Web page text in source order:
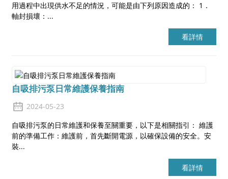
用過程中出現供水不足的情況，可能是由下列原因造成的： 1．
軸封損壞：...
看詳情
自吸排污泵日常維護保養指南
2024-05-23
自吸排污泵的日常維護和保養至關重要，以下是相關指引： 維護
前的準備工作：維護前，首先斷開電源，以確保設備的安全。安
裝...
看詳情